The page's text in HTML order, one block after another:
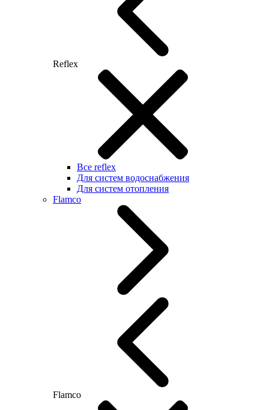
Reflex
Все reflex
Для систем водоснабжения
Для систем отопления
Flamco
Flamco